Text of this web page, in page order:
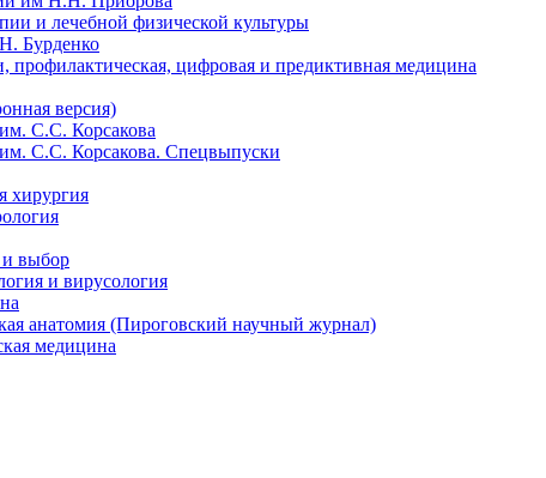
и лечебной физической культуры
Бурденко
профилактическая, цифровая и предиктивная медицина
версия)
С.С. Корсакова
С.С. Корсакова. Спецвыпуски
хирургия
выбор
и вирусология
анатомия (Пироговский научный журнал)
медицина